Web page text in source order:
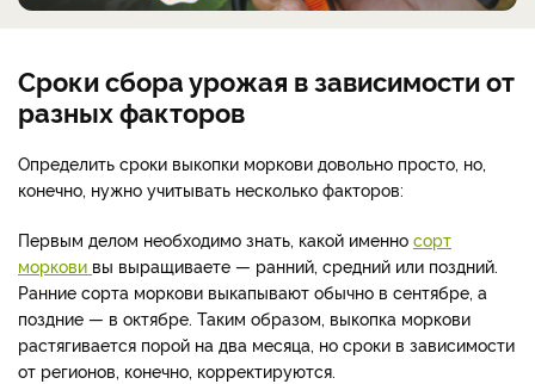
Сроки сбора урожая в зависимости от
разных факторов
Определить сроки выкопки моркови довольно просто, но,
конечно, нужно учитывать несколько факторов:
Первым делом необходимо знать, какой именно сорт
моркови вы выращиваете — ранний, средний или поздний.
Ранние сорта моркови выкапывают обычно в сентябре, а
поздние — в октябре. Таким образом, выкопка моркови
растягивается порой на два месяца, но сроки в зависимости
от регионов, конечно, корректируются.